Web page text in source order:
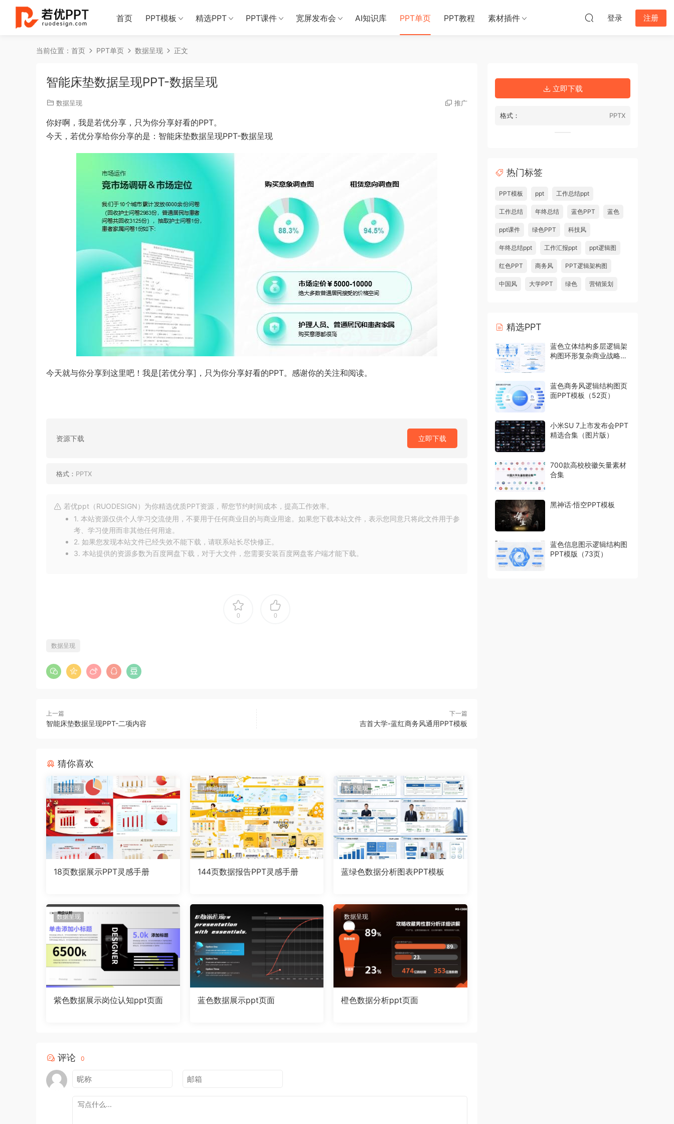
首页 PPT模板 精选PPT PPT课件 宽屏发布会 AI知识库 PPT单页 PPT教程 素材插件 登录 注册
当前位置： 首页 PPT单页 数据呈现 正文
智能床垫数据呈现PPT-数据呈现
数据呈现 推广
你好啊，我是若优分享，只为你分享好看的PPT。
今天，若优分享给你分享的是：智能床垫数据呈现PPT-数据呈现
今天就与你分享到这里吧！我是[若优分享]，只为你分享好看的PPT。感谢你的关注和阅读。
资源下载 立即下载
格式： PPTX
若优ppt（RUODESIGN）为你精选优质PPT资源，帮您节约时间成本，提高工作效率。
1. 本站资源仅供个人学习交流使用，不要用于任何商业目的与商业用途。如果您下载本站文件，表示您同意只将此文件用于参
考、学习使用而非其他任何用途。
2. 如果您发现本站文件已经失效不能下载，请联系站长尽快修正。
3. 本站提供的资源多数为百度网盘下载，对于大文件，您需要安装百度网盘客户端才能下载。
0 0
数据呈现
上一篇
智能床垫数据呈现PPT-二项内容
下一篇
吉首大学-蓝红商务风通用PPT模板
猜你喜欢
数据呈现
18页数据展示PPT灵感手册
工作总结
144页数据报告PPT灵感手册
数据呈现
蓝绿色数据分析图表PPT模板
数据呈现
紫色数据展示岗位认知ppt页面
数据呈现
蓝色数据展示ppt页面
数据呈现
橙色数据分析ppt页面
评论 0
立即下载
格式： PPTX
热门标签
PPT模板 ppt 工作总结ppt
工作总结 年终总结 蓝色PPT 蓝色
ppt课件 绿色PPT 科技风
年终总结ppt 工作汇报ppt ppt逻辑图
红色PPT 商务风 PPT逻辑架构图
中国风 大学PPT 绿色 营销策划
精选PPT
蓝色立体结构多层逻辑架
构图环形复杂商业战略模
蓝色商务风逻辑结构图页
面PPT模板（52页）
小米SU 7上市发布会PPT
精选合集（图片版）
700款高校校徽矢量素材
合集
黑神话·悟空PPT模板
蓝色信息图示逻辑结构图
PPT模版（73页）